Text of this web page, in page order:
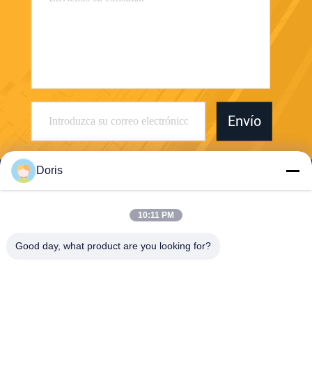
Envío
Jiashan King Kong Branch
Doris
10:11 PM
Good day, what product are you looking for?